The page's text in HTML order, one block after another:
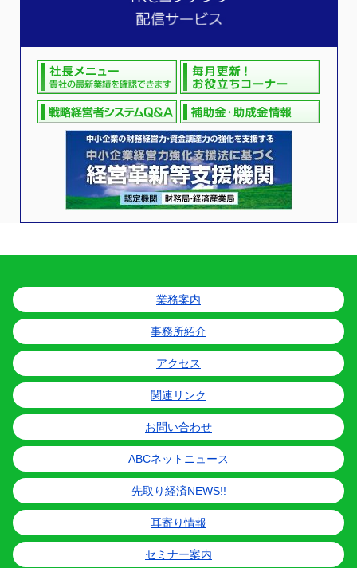
業務案内
事務所紹介
アクセス
関連リンク
お問い合わせ
ABCネットニュース
先取り経済NEWS!!
耳寄り情報
セミナー案内